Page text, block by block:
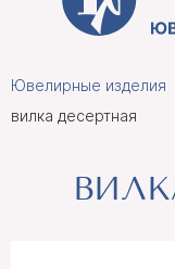
Ювелирные изделия
вилка десертная